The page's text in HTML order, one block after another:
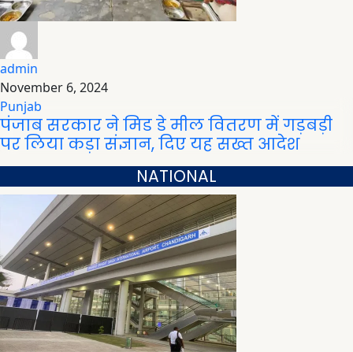
admin
November 6, 2024
Punjab
पंजाब सरकार ने मिड डे मील वितरण में गड़बड़ी
पर लिया कड़ा संज्ञान, दिए यह सख्त आदेश
NATIONAL